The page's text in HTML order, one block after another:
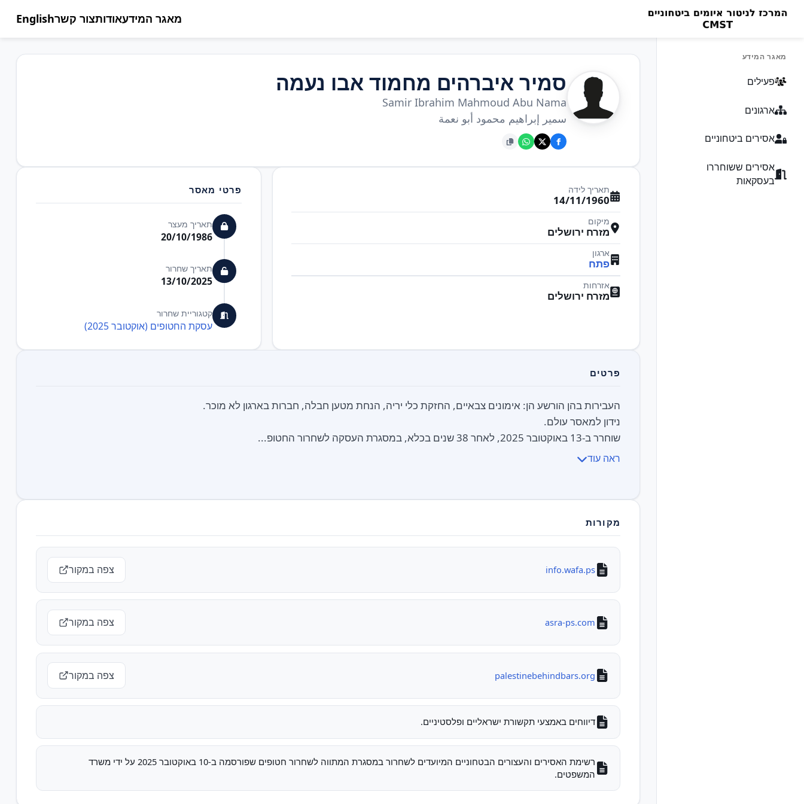
מאגר המידעאודותצור קשרEnglish
מאגר המידע
פעילים
ארגונים
אסירים ביטחוניים
אסירים ששוחררו
בעסקאות
סמיר איברהים מחמוד אבו נעמה
Samir Ibrahim Mahmoud Abu Nama
سمير إبراهيم محمود أبو نعمة
תאריך לידה
14/11/1960
מיקום
מזרח ירושלים
ארגון
פתח
אזרחות
מזרח ירושלים
פרטי מאסר
תאריך מעצר
20/10/1986
תאריך שחרור
13/10/2025
קטגוריית שחרור
עסקת החטופים (אוקטובר 2025)
פרטים
שוחרר ב-13 באוקטובר 2025, לאחר 38 שנים בכלא, במסגרת העסקה לשחרור החטופ...
ראה עוד
מקורות
info.wafa.ps צפה במקור
asra-ps.com צפה במקור
palestinebehindbars.org צפה במקור
דיווחים באמצעי תקשורת ישראליים ופלסטיניים.
רשימת האסירים והעצורים הבטחוניים המיועדים לשחרור במסגרת המתווה לשחרור חטופים שפורסמה ב-10 באוקטובר 2025 על ידי משרד
המשפטים.